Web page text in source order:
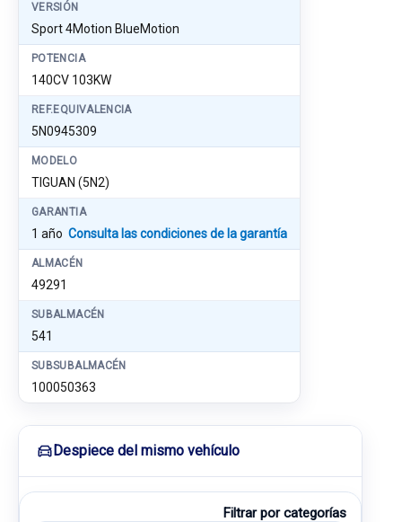
VERSIÓN
Sport 4Motion BlueMotion
POTENCIA
140CV 103KW
REF.EQUIVALENCIA
5N0945309
MODELO
TIGUAN (5N2)
GARANTIA
1 año Consulta las condiciones de la garantía
ALMACÉN
49291
SUBALMACÉN
541
SUBSUBALMACÉN
100050363
Despiece del mismo vehículo
Filtrar por categorías